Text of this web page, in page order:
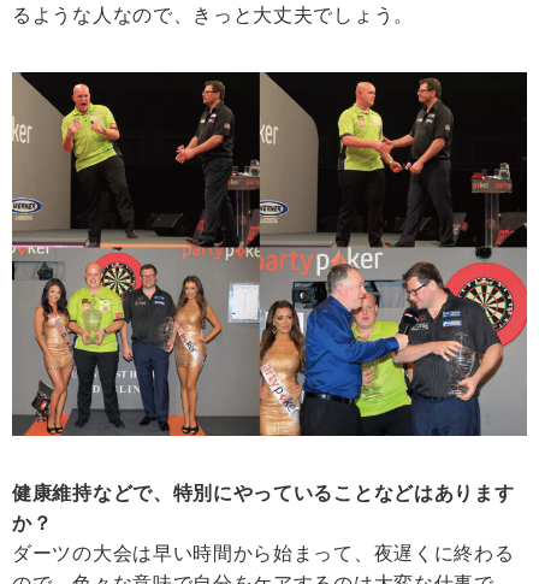
るような人なので、きっと大丈夫でしょう。
健康維持などで、特別にやっていることなどはあります
か？
ダーツの大会は早い時間から始まって、夜遅くに終わる